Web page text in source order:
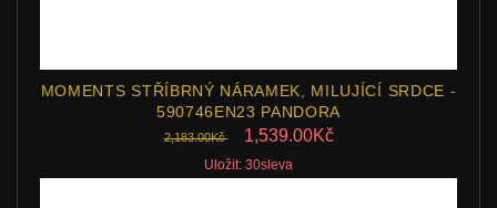
MOMENTS STŘÍBRNÝ NÁRAMEK, MILUJÍCÍ SRDCE -
590746EN23 PANDORA
2,183.00Kč 1,539.00Kč
Uložit: 30sleva